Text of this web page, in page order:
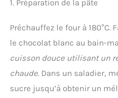
1. Préparation de la pâte
Préchauffez le four à 180°C.
le chocolat blanc au bain-
cuisson douce utilisant un
chaude. Dans un saladier,
sucre jusqu’à obtenir un